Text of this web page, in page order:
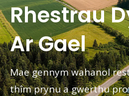
Rhestrau
Ar Gael
Mae gennym wahanol
thîm prynu a gwerthu